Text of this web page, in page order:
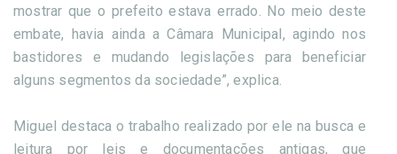
mostrar que o prefeito estava errado. No meio deste
embate, havia ainda a Câmara Municipal, agindo nos
bastidores e mudando legislações para beneficiar
alguns segmentos da sociedade”, explica.
Miguel destaca o trabalho realizado por ele na busca e
leitura por leis e documentações antigas, que